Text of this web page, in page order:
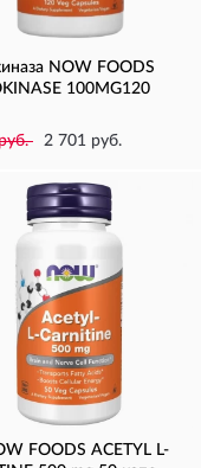
NOW FOODS
100MG120
2 701 руб.
FOODS ACETYL L-